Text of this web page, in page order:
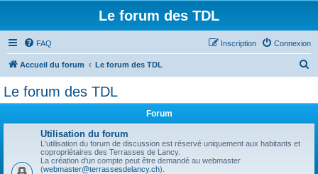
Le forum des TDL
FAQ Connexion
Inscription
Accueil du forum Le forum des TDL
Le forum des TDL
Forum
Utilisation du forum
L'utilisation du forum de discussion est réservé uniquement aux habitants et
copropriétaires des Terrasses de Lancy.
La création d'un compte peut être demandé au webmaster
(webmaster@terrassesdelancy.ch).